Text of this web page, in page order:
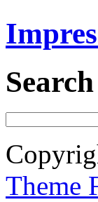
Search
Theme